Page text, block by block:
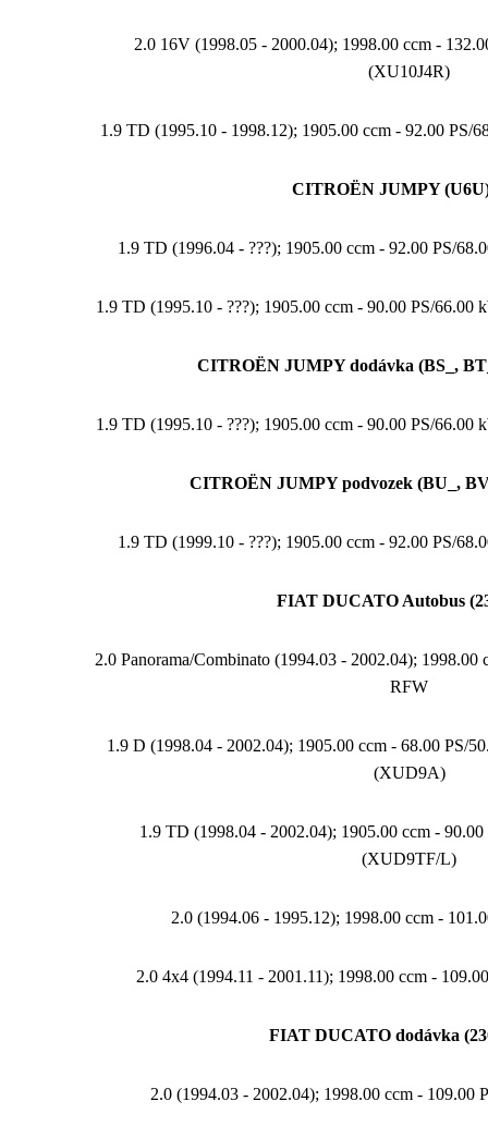
2.0 16V (1998.05 - 2000.04); 1998.00 ccm -
(XU10J4R)
1.9 TD (1995.10 - 1998.12); 1905.00 ccm - 92.00
CITROËN JUMPY
1.9 TD (1996.04 - ???); 1905.00 ccm - 92.00 PS/
1.9 TD (1995.10 - ???); 1905.00 ccm - 90.00 PS/
CITROËN JUMPY dodávka (BS_,
1.9 TD (1995.10 - ???); 1905.00 ccm - 90.00 PS/
CITROËN JUMPY podvozek (BU_,
1.9 TD (1999.10 - ???); 1905.00 ccm - 92.00 PS/
FIAT DUCATO Autobus
2.0 Panorama/Combinato (1994.03 - 2002.04);
RFW
1.9 D (1998.04 - 2002.04); 1905.00 ccm - 68.00 PS/
(XUD9A)
1.9 TD (1998.04 - 2002.04); 1905.00 ccm -
(XUD9TF/L)
2.0 (1994.06 - 1995.12); 1998.00 ccm -
2.0 4x4 (1994.11 - 2001.11); 1998.00 ccm -
FIAT DUCATO dodávka
2.0 (1994.03 - 2002.04); 1998.00 ccm - 109.00